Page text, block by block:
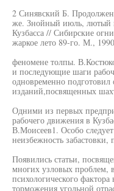
2 Синявский Б.
же. Знойный июль, лютый
Кузбасса // Сибирские
жаркое лето 89-го. М.,
феномене толпы.
и последующие шаги
одновременно
изданий,посвященных
Одними из первых
рабочего движения в
В.Моисеев1. Особо
неизбежность
Появились статьи,
многих узловых проблем,
психологического
торможения угольной